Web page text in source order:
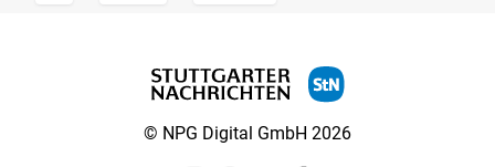
© NPG Digital GmbH 2026